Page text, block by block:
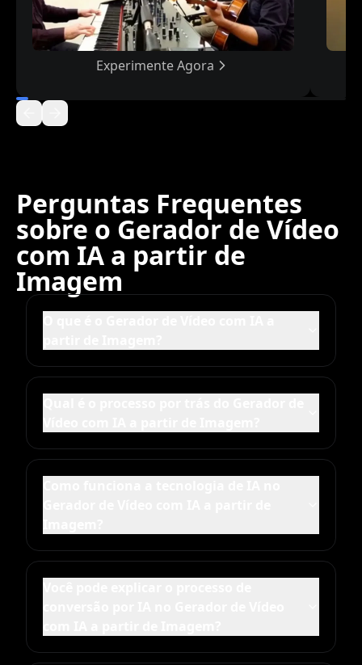
Experimente Agora
Perguntas Frequentes
sobre o Gerador de Vídeo
com IA a partir de
Imagem